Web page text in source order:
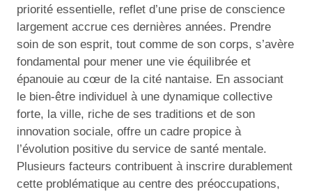
priorité essentielle, reflet d’une prise de conscience
largement accrue ces dernières années. Prendre
soin de son esprit, tout comme de son corps, s’avère
fondamental pour mener une vie équilibrée et
épanouie au cœur de la cité nantaise. En associant
le bien-être individuel à une dynamique collective
forte, la ville, riche de ses traditions et de son
innovation sociale, offre un cadre propice à
l’évolution positive du service de santé mentale.
Plusieurs facteurs contribuent à inscrire durablement
cette problématique au centre des préoccupations,